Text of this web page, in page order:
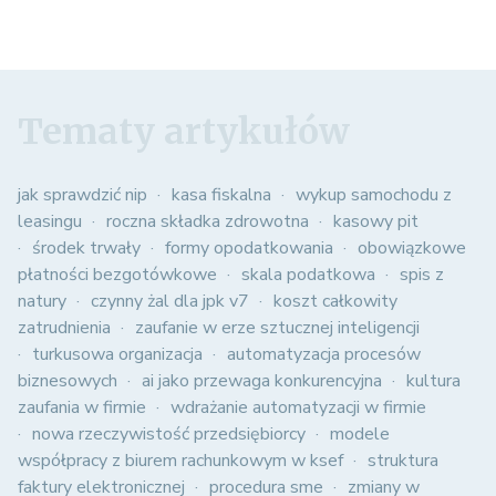
jak sprawdzić nip kasa fiskalna
wykup samochodu z
leasingu
roczna składka zdrowotna
kasowy pit
środek trwały
formy opodatkowania
obowiązkowe
płatności bezgotówkowe
skala podatkowa
spis z
natury
czynny żal dla jpk v7
koszt całkowity
zatrudnienia
zaufanie w erze sztucznej inteligencji
turkusowa organizacja
automatyzacja procesów
biznesowych
ai jako przewaga konkurencyjna
kultura
zaufania w firmie
wdrażanie automatyzacji w firmie
nowa rzeczywistość przedsiębiorcy
modele
współpracy z biurem rachunkowym w ksef
struktura
faktury elektronicznej
procedura sme zmiany w